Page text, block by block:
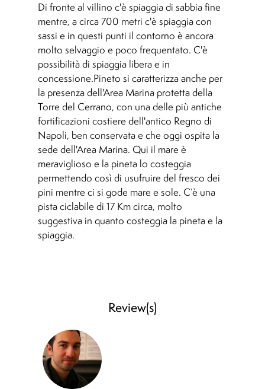
Di fronte al villino c'è spiaggia di sabbia fine
mentre, a circa 700 metri c'è spiaggia con
sassi e in questi punti il contorno è ancora
molto selvaggio e poco frequentato. C'è
possibilità di spiaggia libera e in
concessione.Pineto si caratterizza anche per
la presenza dell'Area Marina protetta della
Torre del Cerrano, con una delle più antiche
fortificazioni costiere dell'antico Regno di
Napoli, ben conservata e che oggi ospita la
sede dell'Area Marina. Qui il mare è
meraviglioso e la pineta lo costeggia
permettendo così di usufruire del fresco dei
pini mentre ci si gode mare e sole. C’è una
pista ciclabile di 17 Km circa, molto
suggestiva in quanto costeggia la pineta e la
spiaggia.
Review(s)